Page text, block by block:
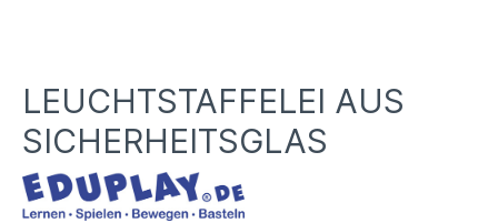
LEUCHTSTAFFELEI AUS
SICHERHEITSGLAS